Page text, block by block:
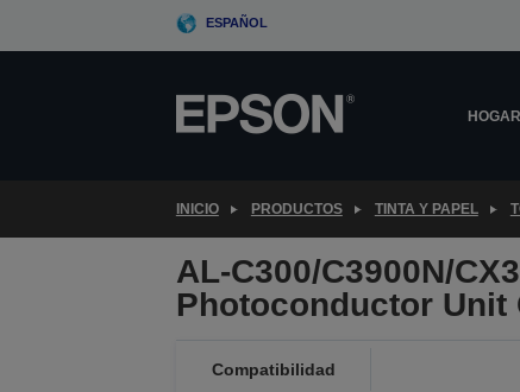
ESPAÑOL
HOGAR
INICIO PRODUCTOS TINTA Y PAPEL
AL-C300/C3900N/
Photoconductor Unit
Compatibilidad